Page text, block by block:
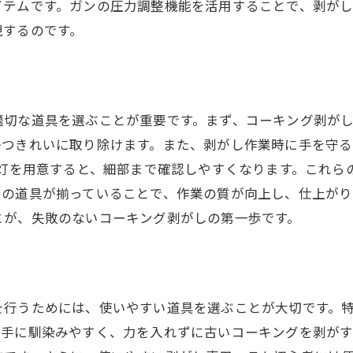
ムです。ガンの圧力調整機能を活用することで、剥が
るのです。
な道具を選ぶことが重要です。まず、コーキング剥が
きれいに取り除けます。また、剥がし作業時に手を守
を用意すると、細部まで確認しやすくなります。これ
道具が揃っていることで、作業の質が向上し、仕上が
、失敗のないコーキング剥がしの第一歩です。
うためには、使いやすい道具を選ぶことが大切です。
に馴染みやすく、力を入れずに古いコーキングを剥が